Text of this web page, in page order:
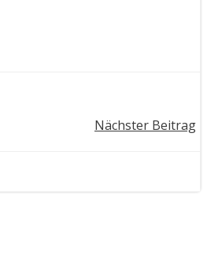
Nächster Beitrag